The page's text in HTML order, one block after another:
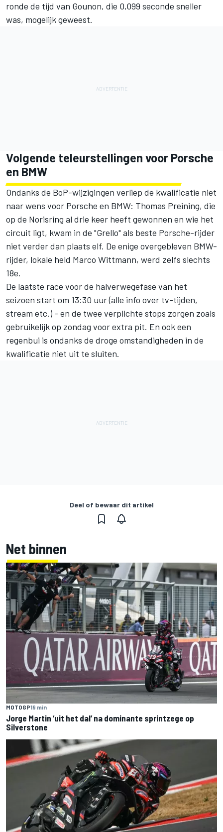
ronde de tijd van Gounon, die 0,099 seconde sneller
was, mogelijk geweest.
Volgende teleurstellingen voor Porsche
en BMW
Ondanks de BoP-wijzigingen verliep de kwalificatie niet
naar wens voor Porsche en BMW: Thomas Preining, die
op de Norisring al drie keer heeft gewonnen en wie het
circuit ligt, kwam in de "Grello" als beste Porsche-rijder
niet verder dan plaats elf. De enige overgebleven BMW-
rijder, lokale held Marco Wittmann, werd zelfs slechts
18e.
De laatste race voor de halverwegefase van het
seizoen start om 13:30 uur (alle info over tv-tijden,
stream etc.) - en de twee verplichte stops zorgen zoals
gebruikelijk op zondag voor extra pit. En ook een
regenbui is ondanks de droge omstandigheden in de
kwalificatie niet uit te sluiten.
Deel of bewaar dit artikel
Net binnen
MOTOGP19 min
Jorge Martin ‘uit het dal’ na dominante sprintzege op
Silverstone